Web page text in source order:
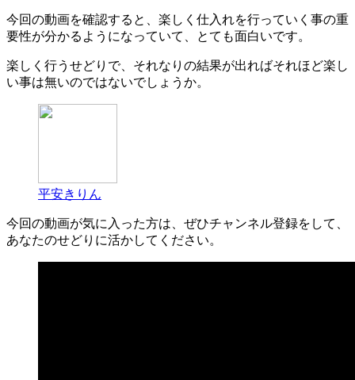
今回の動画を確認すると、楽しく仕入れを行っていく事の重
要性が分かるようになっていて、とても面白いです。
楽しく行うせどりで、それなりの結果が出ればそれほど楽し
い事は無いのではないでしょうか。
平安きりん
今回の動画が気に入った方は、ぜひチャンネル登録をして、
あなたのせどりに活かしてください。